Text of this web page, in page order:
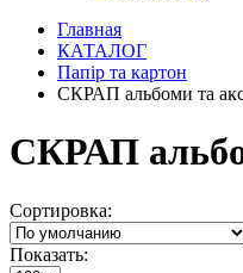
Главная
КАТАЛОГ
Папір та картон
СКРАП альбоми та
СКРАП
Сортировка:
Показать: